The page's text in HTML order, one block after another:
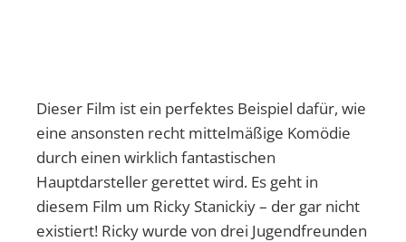
Dieser Film ist ein perfektes Beispiel dafür, wie
eine ansonsten recht mittelmäßige Komödie
durch einen wirklich fantastischen
Hauptdarsteller gerettet wird. Es geht in
diesem Film um Ricky Stanickiy – der gar nicht
existiert! Ricky wurde von drei Jugendfreunden